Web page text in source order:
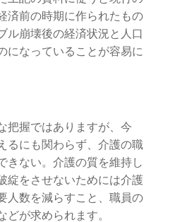
済前の時期に作られたもの
ル崩壊後の経済状況と人口
になっていることが容易に
把握ではありますが、今
るにも関わらず、介護の職
きない。介護の質を維持し
綻をさせないためには介護
人数を減らすこと、職員の
どが求められます。